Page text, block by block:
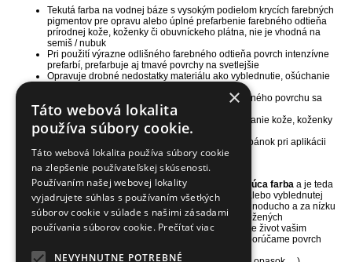
Tekutá farba na vodnej báze s vysokým podielom krycích farebných
pigmentov pre opravu alebo úplné prefarbenie farebného odtieňa
prírodnej kože, koženky či obuvníckeho plátna, nie je vhodná na
semiš / nubuk
Pri použití výrazne odlišného farebného odtieňa povrch intenzívne
prefarbí, prefarbuje aj tmavé povrchy na svetlejšie
Opravuje drobné nedostatky materiálu ako vyblednutie, ošúchanie
a menšie odreniny, vracia materiálom ich farbu
Zachováva pôvodnú štruktúru povrchu, do farbeného povrchu sa
vsiakne a vďaka tomu nepraská a ani sa nelúpe
Skvelá i pre maľovanie alebo kreatívne dekorovanie kože, koženky
a obuvníckeho plátna
Jedno balenie 25ml vystačí na plochu 1 páru topánok pri aplikácii
1-2 vrstiev farby
Balenie obsahuje aj nanášaciu a brúsnu hubku
NÁŠ TIP- farba na kožu TRG Easy Dye je vysoko kryjúca farba a je teda
ideálna pre farbenie nepoškodenej, málo poškodenej alebo vyblednutej
kože, koženky či vyšúchaného obuvníckeho plátna. Jednoducho a za nízku
cenu zachránite poškodený povrch vašich topánok a kožených
doplnkov alebo zmeníte ich farbu na krajší odtieň. Vrátite život vašim
obľúbeným topánkam a doplnkom. Pred aplikáciou odporúčame povrch
vyčistiť a odmastniť čističom
Universal cleaner.
×
Táto webová lokalita
používa súbory cookie.
Táto webová lokalita používa súbory cookie
na zlepšenie používateľskej skúsenosti.
Používaním našej webovej lokality
vyjadrujete súhlas s používaním všetkých
súborov cookie v súlade s našimi zásadami
používania súborov cookie. Prečítať viac
NEVYHNUTNE POTREBNÉ